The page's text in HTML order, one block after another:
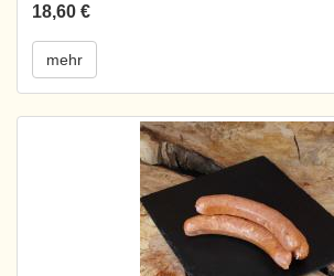
18,60 €
mehr